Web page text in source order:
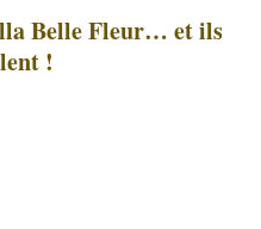
Belle Fleur… et ils
!